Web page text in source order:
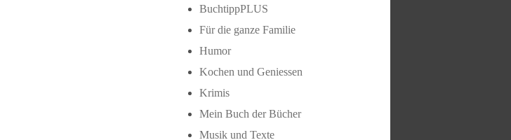
BuchtippPLUS
Für die ganze Familie
Humor
Kochen und Geniessen
Krimis
Mein Buch der Bücher
Musik und Texte